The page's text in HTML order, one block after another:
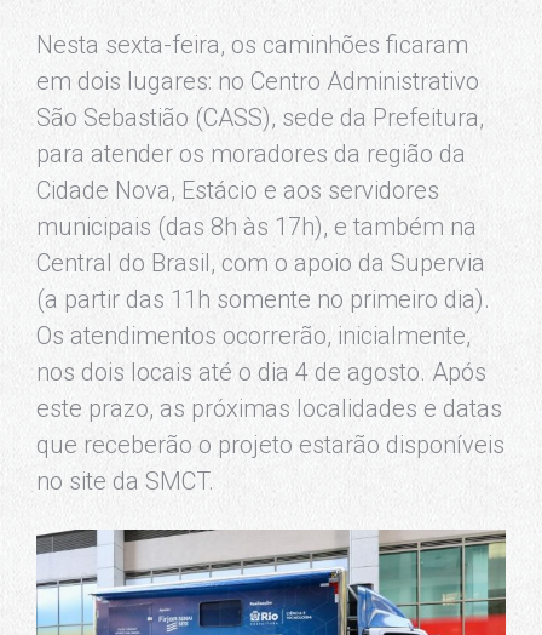
Nesta sexta-feira, os caminhões ficaram
em dois lugares: no Centro Administrativo
São Sebastião (CASS), sede da Prefeitura,
para atender os moradores da região da
Cidade Nova, Estácio e aos servidores
municipais (das 8h às 17h), e também na
Central do Brasil, com o apoio da Supervia
(a partir das 11h somente no primeiro dia).
Os atendimentos ocorrerão, inicialmente,
nos dois locais até o dia 4 de agosto. Após
este prazo, as próximas localidades e datas
que receberão o projeto estarão disponíveis
no site da SMCT.